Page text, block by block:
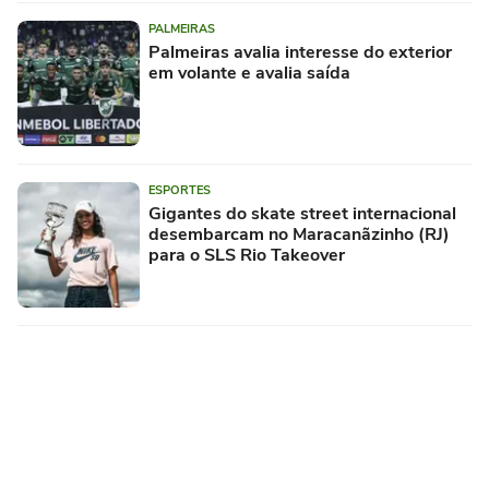
PALMEIRAS
Palmeiras avalia interesse do exterior
em volante e avalia saída
ESPORTES
Gigantes do skate street internacional
desembarcam no Maracanãzinho (RJ)
para o SLS Rio Takeover